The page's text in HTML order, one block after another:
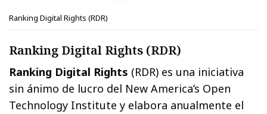
Ranking Digital Rights (RDR)
Ranking Digital Rights (RDR)
Ranking Digital Rights (RDR) es una iniciativa
sin ánimo de lucro del New America’s Open
Technology Institute y elabora anualmente el